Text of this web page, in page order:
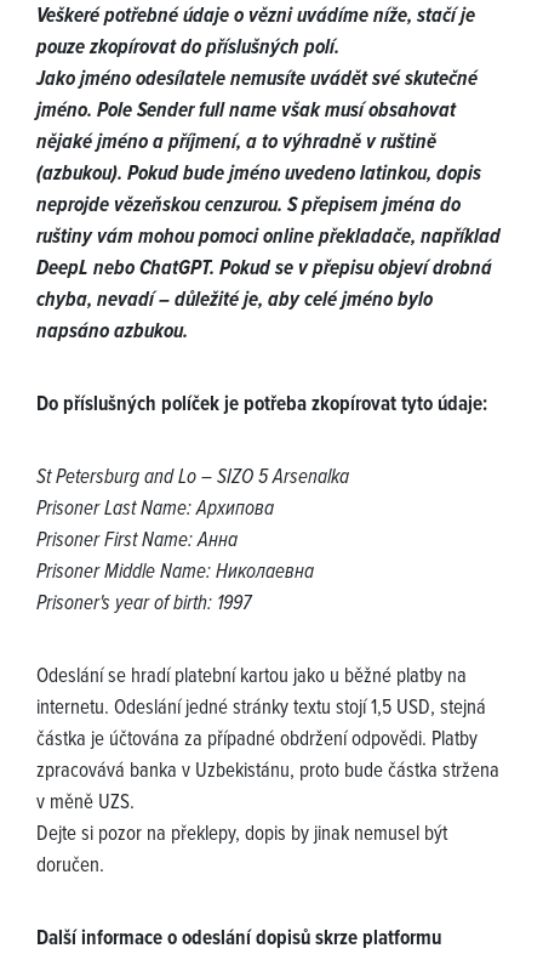
Veškeré potřebné údaje o vězni uvádíme níže, stačí je
pouze zkopírovat do příslušných polí.
Jako jméno odesílatele nemusíte uvádět své skutečné
jméno. Pole Sender full name však musí obsahovat
nějaké jméno a příjmení, a to výhradně v ruštině
(azbukou). Pokud bude jméno uvedeno latinkou, dopis
neprojde vězeňskou cenzurou. S přepisem jména do
ruštiny vám mohou pomoci online překladače, například
DeepL nebo ChatGPT. Pokud se v přepisu objeví drobná
chyba, nevadí – důležité je, aby celé jméno bylo
napsáno azbukou.
Do příslušných políček je potřeba zkopírovat tyto údaje:
St Petersburg and Lo – SIZO 5 Arsenalka
Prisoner Last Name: Архипова
Prisoner First Name: Анна
Prisoner Middle Name: Николаевна
Prisoner's year of birth: 1997
Odeslání se hradí platební kartou jako u běžné platby na
internetu. Odeslání jedné stránky textu stojí 1,5 USD, stejná
částka je účtována za případné obdržení odpovědi. Platby
zpracovává banka v Uzbekistánu, proto bude částka stržena
v měně UZS.
Dejte si pozor na překlepy, dopis by jinak nemusel být
doručen.
Další informace o odeslání dopisů skrze platformu